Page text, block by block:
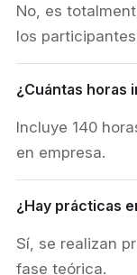
No, es
los
¿Cuántas horas
Incluye 140
en empresa.
¿Hay prácticas
Sí, se realizan
fase teórica.